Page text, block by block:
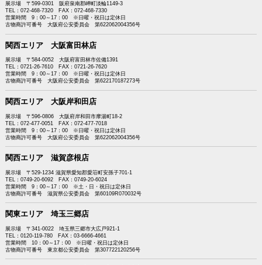
展示場 〒599-0301 阪府泉南郡岬町淡輪1149-3
TEL：072-468-7320 FAX：072-468-7330
営業時間 9：00～17：00 ※日曜・祝日は定休日
古物商許可番号 大阪府公安委員会 第622062004356号
関西エリア 大阪富田林店
展示場 〒584-0052 大阪府富田林市佐備1391
TEL：0721-26-7610 FAX：0721-26-7620
営業時間 9：00～17：00 ※日曜・祝日は定休日
古物商許可番号 大阪府公安委員会 第622170187273号
関西エリア 大阪岸和田店
展示場 〒596-0806 大阪府岸和田市摩湯町18-2
TEL：072-477-0051 FAX：072-477-7018
営業時間 9：00～17：00 ※日曜・祝日は定休日
古物商許可番号 大阪府公安委員会 第622062004356号
関西エリア 滋賀彦根店
展示場 〒529-1234 滋賀県愛知郡愛荘町安孫子701-1
TEL：0749-20-6092 FAX：0749-20-6024
営業時間 9：00～17：00 ※土・日・祝日は定休日
古物商許可番号 滋賀県公安委員会 第60109R070032号
関東エリア 埼玉三郷店
展示場 〒341-0022 埼玉県三郷市大広戸921-1
TEL：0120-119-780 FAX：03-6666-4661
営業時間 10：00～17：00 ※日曜・祝日は定休日
古物商許可番号 東京都公安委員会 第307722120256号